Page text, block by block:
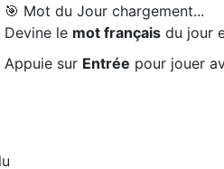
🎯 Mot du Jour chargement...
Devine le mot françaisdu jour
Appuie sur Entrée pour jouer